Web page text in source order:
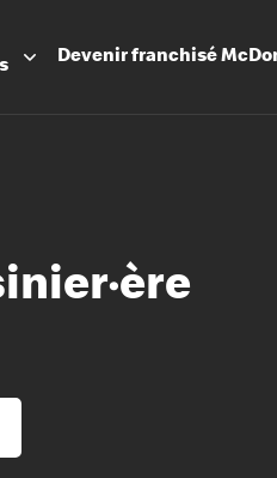
Devenirfranchisé